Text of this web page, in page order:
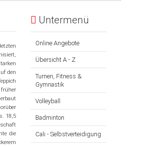
den
früher
18,5
die
Untermenü
Online Angebote
Übersicht A - Z
Turnen, Fitness &
Gymnastik
Volleyball
Badminton
Cali - Selbstverteidigung